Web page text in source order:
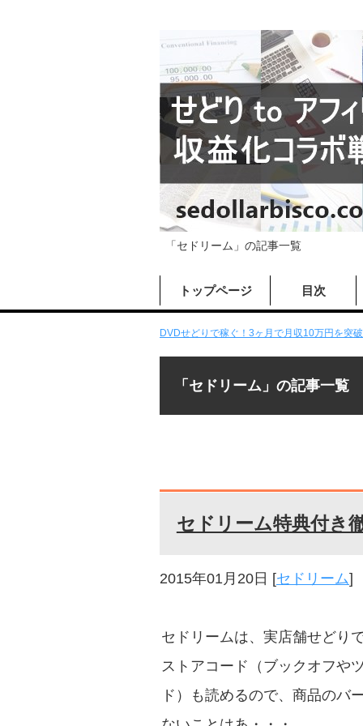
「セドリーム」の記事一覧
トップページ 目次
DVDせどりで稼ぐ！3ヶ月で月収10万円を突
「セドリーム」の記事一覧
セドリーム特典付き
2015年01月20日 [セドリーム]
セドリームは、実店舗せどり
ストアコード（ブックオフや
ド）も読めるので、商品のバ